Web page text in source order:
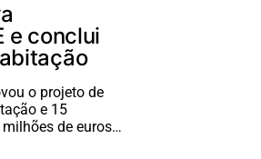
e conclui
o projeto de
e 15
de euros…